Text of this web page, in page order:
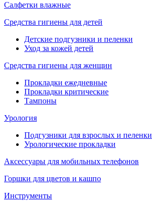
Салфетки влажные
Средства гигиены для детей
Детские подгузники и пеленки
Уход за кожей детей
Средства гигиены для женщин
Прокладки ежедневные
Прокладки критические
Тампоны
Урология
Подгузники для взрослых и пеленки
Урологические прокладки
Аксессуары для мобильных телефонов
Горшки для цветов и кашпо
Инструменты